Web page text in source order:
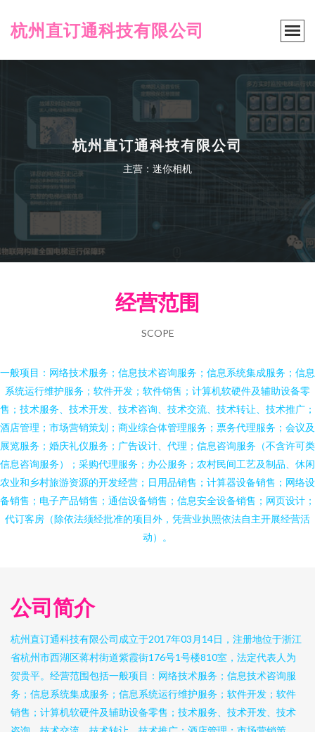
杭州直订通科技有限公司
杭州直订通科技有限公司
主营：迷你相机
经营范围
SCOPE
一般项目：网络技术服务；信息技术咨询服务；信息系统集成服务；信息
系统运行维护服务；软件开发；软件销售；计算机软硬件及辅助设备零
售；技术服务、技术开发、技术咨询、技术交流、技术转让、技术推广；
酒店管理；市场营销策划；商业综合体管理服务；票务代理服务；会议及
展览服务；婚庆礼仪服务；广告设计、代理；信息咨询服务（不含许可类
信息咨询服务）；采购代理服务；办公服务；农村民间工艺及制品、休闲
农业和乡村旅游资源的开发经营；日用品销售；计算器设备销售；网络设
备销售；电子产品销售；通信设备销售；信息安全设备销售；网页设计；
代订客房（除依法须经批准的项目外，凭营业执照依法自主开展经营活
动）。
公司简介
杭州直订通科技有限公司成立于2017年03月14日，注册地位于浙江
省杭州市西湖区蒋村街道紫霞街176号1号楼810室，法定代表人为
贺贵平。经营范围包括一般项目：网络技术服务；信息技术咨询服
务；信息系统集成服务；信息系统运行维护服务；软件开发；软件
销售；计算机软硬件及辅助设备零售；技术服务、技术开发、技术